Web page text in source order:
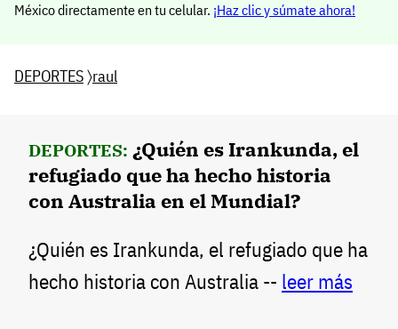
México directamente en tu celular. ¡Haz clic y súmate ahora!
DEPORTES〉raul
DEPORTES: ¿Quién es Irankunda, el
refugiado que ha hecho historia
con Australia en el Mundial?
¿Quién es Irankunda, el refugiado que ha
hecho historia con Australia -- leer más